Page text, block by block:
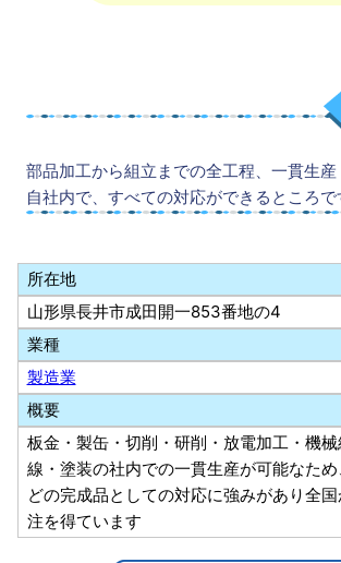
部品加工から組立までの全工程、一貫生産
自社内で、すべての対応ができるところで
所在地
山形県長井市成田開一853番地の4
業種
製造業
概要
板金・製缶・切削・研削・放電加工・機
線・塗装の社内での一貫生産が可能なた
どの完成品としての対応に強みがあり全
注を得ています